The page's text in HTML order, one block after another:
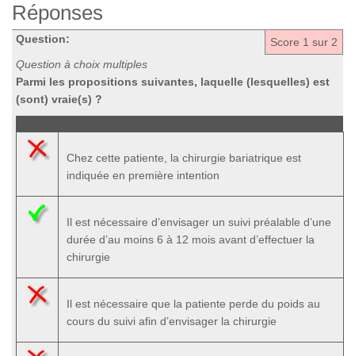
Réponses
Score 1 sur 2
Question:
Question à choix multiples
Parmi les propositions suivantes, laquelle (lesquelles) est
(sont) vraie(s) ?
Chez cette patiente, la chirurgie bariatrique est
indiquée en première intention
Il est nécessaire d’envisager un suivi préalable d’une
durée d’au moins 6 à 12 mois avant d’effectuer la
chirurgie
Il est nécessaire que la patiente perde du poids au
cours du suivi afin d’envisager la chirurgie